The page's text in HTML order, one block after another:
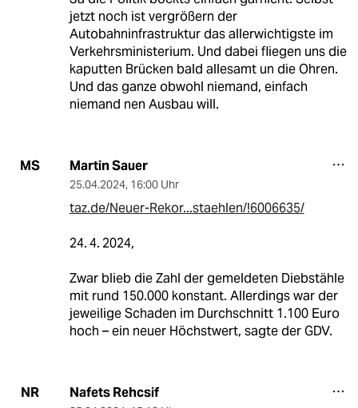
jetzt noch ist vergrößern der
Autobahninfrastruktur das allerwichtigste im
Verkehrsministerium. Und dabei fliegen uns die
kaputten Brücken bald allesamt un die Ohren.
Und das ganze obwohl niemand, einfach
niemand nen Ausbau will.
MS Martin Sauer
25.04.2024, 16:00 Uhr
taz.de/Neuer-Rekor...staehlen/!6006635/
24. 4. 2024,
Zwar blieb die Zahl der gemeldeten Diebstähle
mit rund 150.000 konstant. Allerdings war der
jeweilige Schaden im Durchschnitt 1.100 Euro
hoch – ein neuer Höchstwert, sagte der GDV.
NR Nafets Rehcsif